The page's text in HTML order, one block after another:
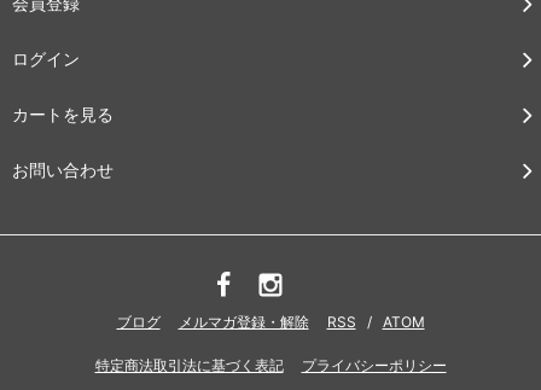
ログイン
カートを見る
お問い合わせ
ブログ メルマガ登録・解除 RSS / ATOM
特定商法取引法に基づく表記 プライバシーポリシー